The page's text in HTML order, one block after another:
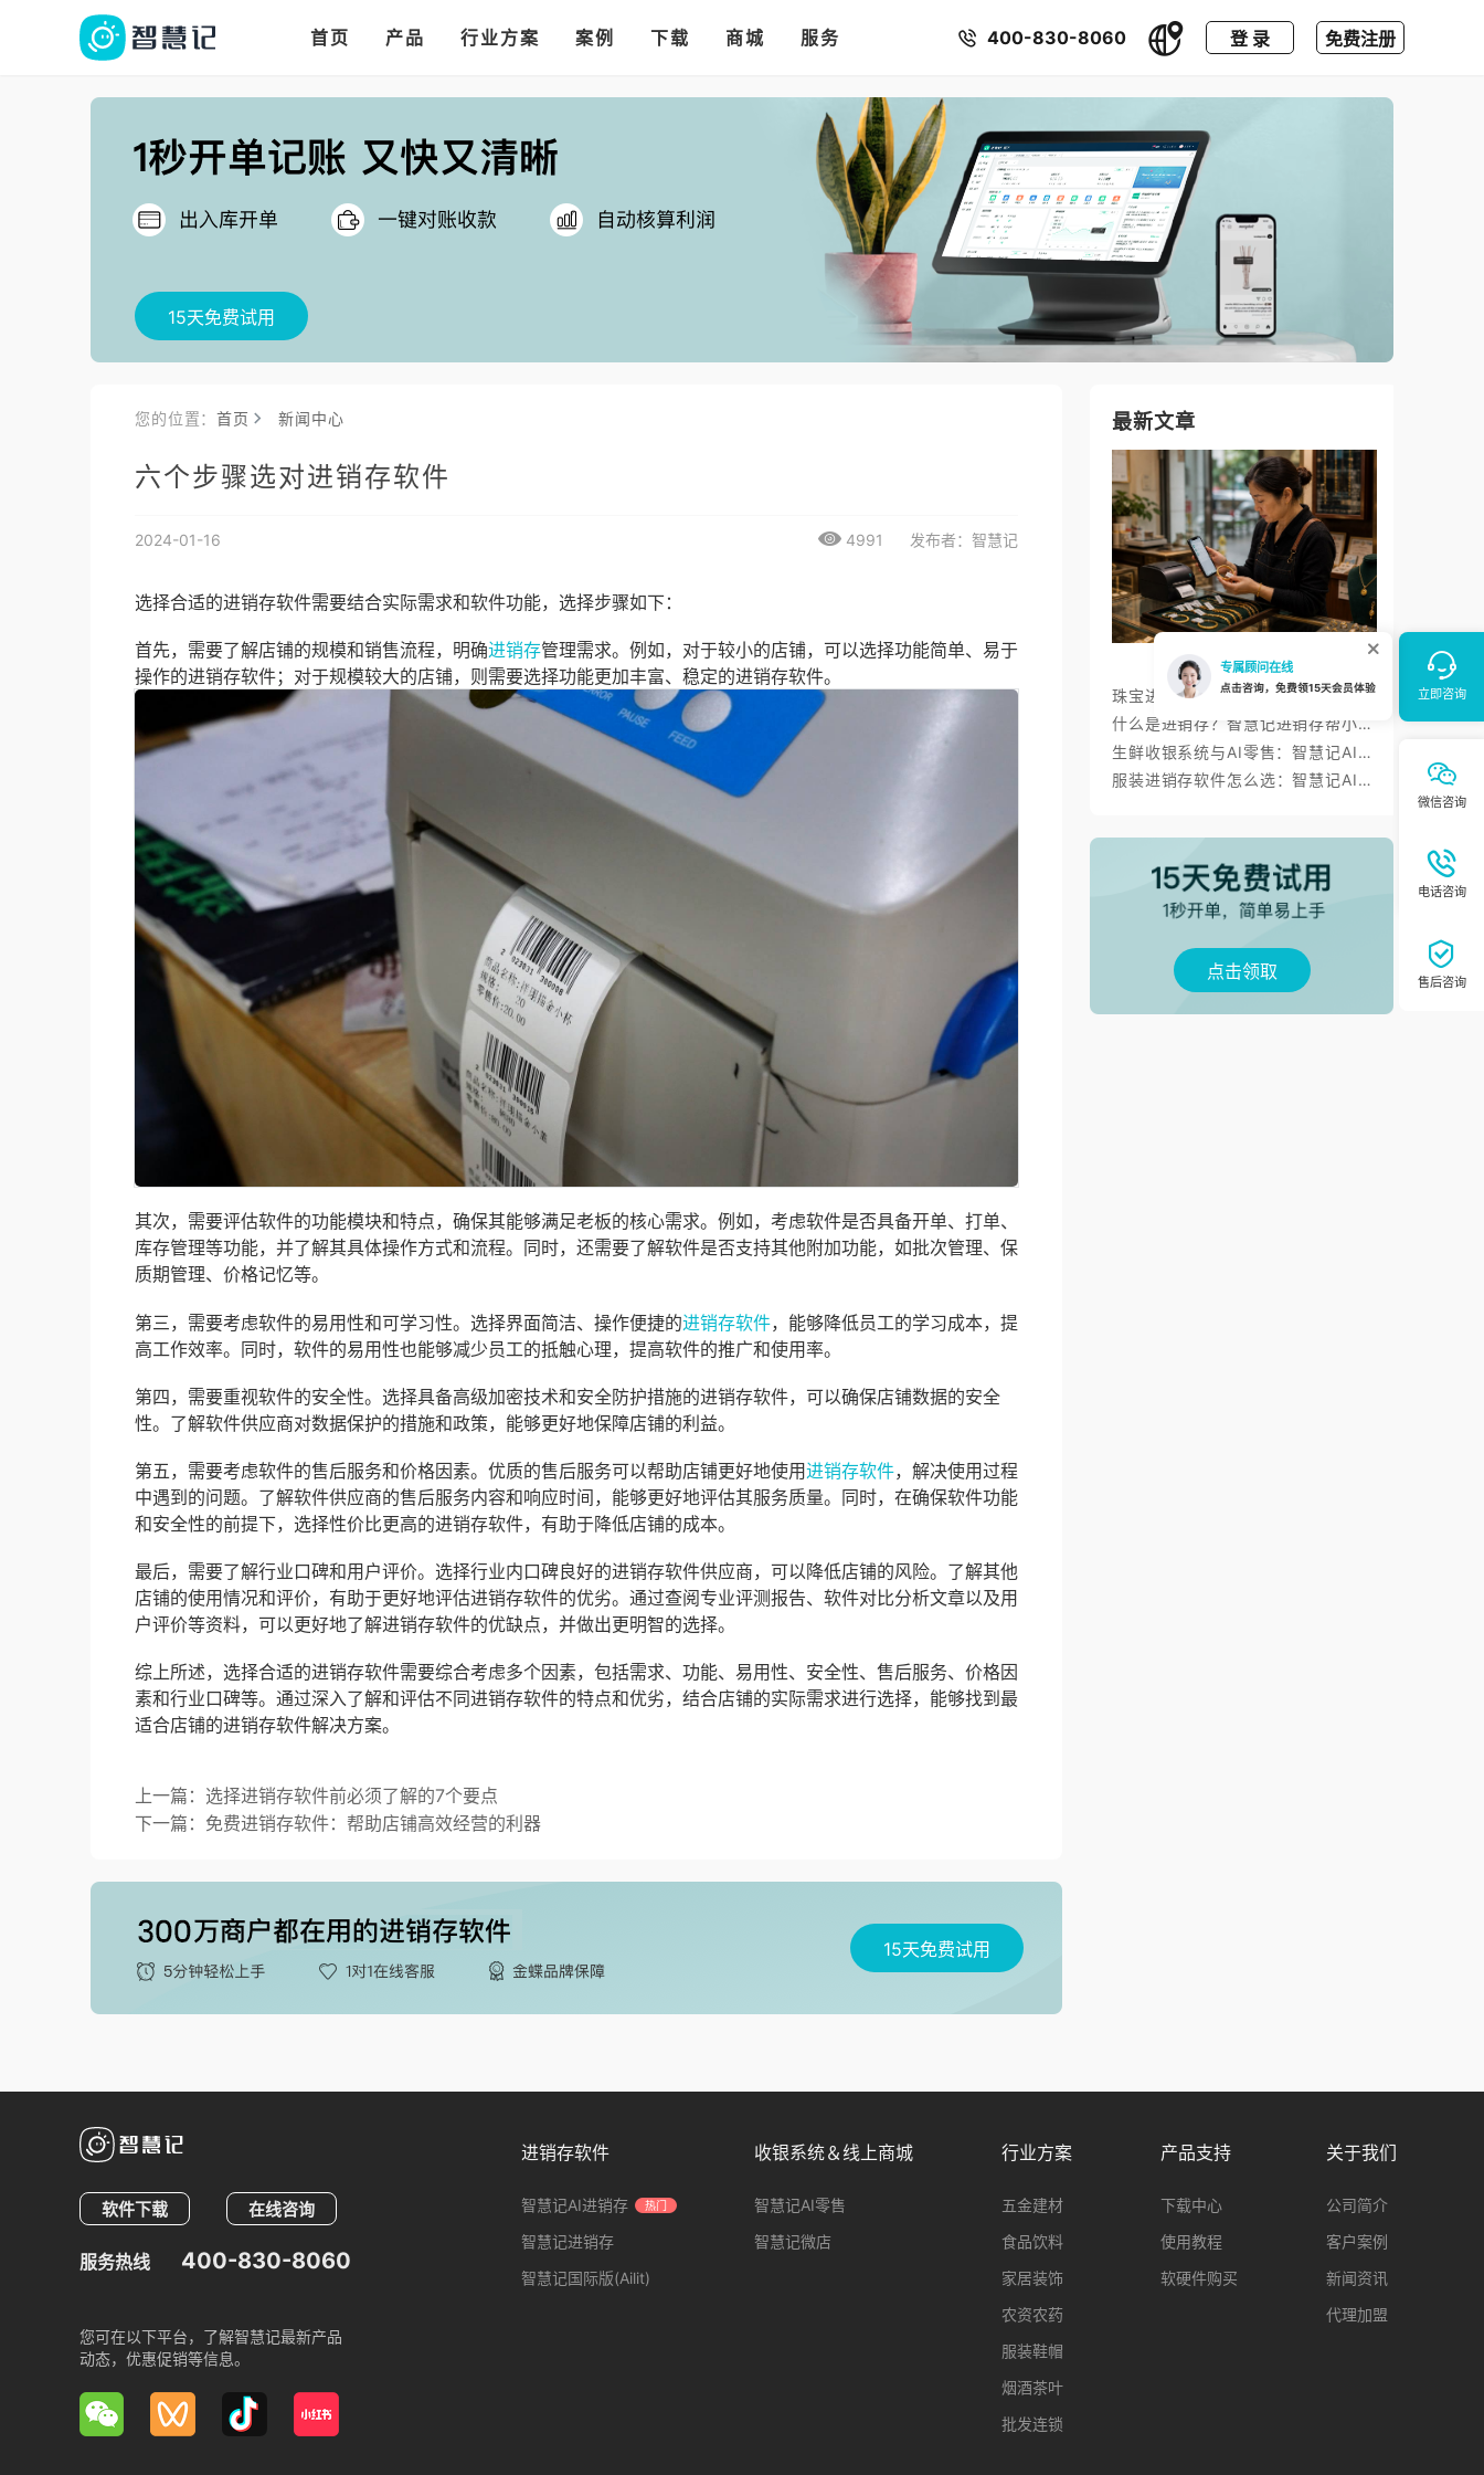
首页 产品
多语言、多币种、多汇率。
行业方案
多店多仓统管，调拨更高效 把你的店铺开进手机微信里
案例 下载 商城 服务 400-830-8060 登 录 免费注册
15天免费试用
您的位置：首页 新闻中心
六个步骤选对进销存软件
2024-01-16 4991 发布者：智慧记
选择合适的进销存软件需要结合实际需求和软件功能，选择步骤如下：
首先，需要了解店铺的规模和销售流程，明确进销存管理需求。例如，对于较小的店铺，可以选择功能简单、易于
操作的进销存软件；对于规模较大的店铺，则需要选择功能更加丰富、稳定的进销存软件。
其次，需要评估软件的功能模块和特点，确保其能够满足老板的核心需求。例如，考虑软件是否具备开单、打单、
库存管理等功能，并了解其具体操作方式和流程。同时，还需要了解软件是否支持其他附加功能，如批次管理、保
质期管理、价格记忆等。
第三，需要考虑软件的易用性和可学习性。选择界面简洁、操作便捷的进销存软件，能够降低员工的学习成本，提
高工作效率。同时，软件的易用性也能够减少员工的抵触心理，提高软件的推广和使用率。
第四，需要重视软件的安全性。选择具备高级加密技术和安全防护措施的进销存软件，可以确保店铺数据的安全
性。了解软件供应商对数据保护的措施和政策，能够更好地保障店铺的利益。
第五，需要考虑软件的售后服务和价格因素。优质的售后服务可以帮助店铺更好地使用进销存软件，解决使用过程
中遇到的问题。了解软件供应商的售后服务内容和响应时间，能够更好地评估其服务质量。同时，在确保软件功能
和安全性的前提下，选择性价比更高的进销存软件，有助于降低店铺的成本。
最后，需要了解行业口碑和用户评价。选择行业内口碑良好的进销存软件供应商，可以降低店铺的风险。了解其他
店铺的使用情况和评价，有助于更好地评估进销存软件的优劣。通过查阅专业评测报告、软件对比分析文章以及用
户评价等资料，可以更好地了解进销存软件的优缺点，并做出更明智的选择。
综上所述，选择合适的进销存软件需要综合考虑多个因素，包括需求、功能、易用性、安全性、售后服务、价格因
素和行业口碑等。通过深入了解和评估不同进销存软件的特点和优劣，结合店铺的实际需求进行选择，能够找到最
适合店铺的进销存软件解决方案。
上一篇：选择进销存软件前必须了解的7个要点
下一篇：免费进销存软件：帮助店铺高效经营的利器
最新文章
珠宝进销存软件如何管好一物一码、金价调价与标签打印？
什么是进销存？智慧记进销存帮小微商户理顺开单、库存与对账
生鲜收银系统与AI零售：智慧记AI零售称重收银、库存、会员经营方案
服装进销存软件怎么选：智慧记AI批量录入、齐色齐码开单与库存管理
点击领取
15天免费试用
软件下载 在线咨询
服务热线 400-830-8060
您可在以下平台，了解智慧记最新产品
动态，优惠促销等信息。
进销存软件
智慧记AI进销存 热门
智慧记进销存
智慧记国际版(Ailit)
收银系统＆线上商城
智慧记AI零售
智慧记微店
行业方案
五金建材
食品饮料
家居装饰
农资农药
服装鞋帽
烟酒茶叶
批发连锁
产品支持
下载中心
使用教程
软硬件购买
关于我们
公司简介
客户案例
新闻资讯
代理加盟